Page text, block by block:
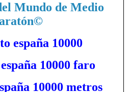
Mundo de Medio
©
españa 10000
10000 faro
10000 metros